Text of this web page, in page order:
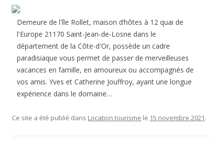
Demeure de l'île Rollet, maison d’hôtes à 12 quai de
l'Europe 21170 Saint-Jean-de-Losne dans le
département de la Côte-d'Or, possède un cadre
paradisiaque vous permet de passer de merveilleuses
vacances en famille, en amoureux ou accompagnés de
vos amis. Yves et Catherine Jouffroy, ayant une longue
expérience dans le domaine…
Ce site a été publié dans Location tourisme le 15 novembre 2021.